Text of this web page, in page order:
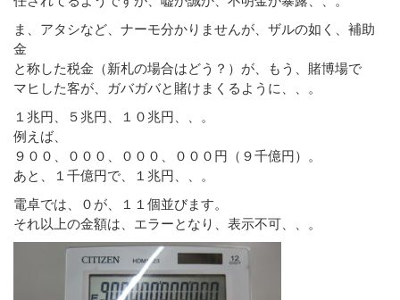
ま、アタシなど、ナーモ分かりませんが、ザルの如く、補助
金
と称した税金（新札の場合はどう？）が、もう、賭博場で
マヒした客が、ガバガバと賭けまくるように、、。
１兆円、５兆円、１０兆円、、。
例えば、
９００、０００、０００、０００円（９千億円）。
あと、１千億円で、１兆円、、。
電卓では、０が、１１個並びます。
それ以上の金額は、エラーとなり、表示不可、、。